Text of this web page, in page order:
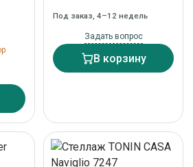
Под заказ, 4–12 недель
Задать вопрос
В корзину